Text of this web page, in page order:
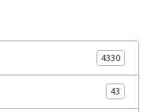
4330
43